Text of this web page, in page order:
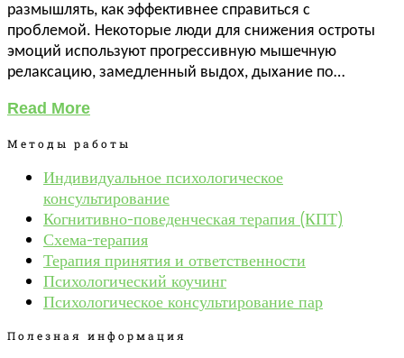
размышлять, как эффективнее справиться с
проблемой. Некоторые люди для снижения остроты
эмоций используют прогрессивную мышечную
релаксацию, замедленный выдох, дыхание по…
Read More
Методы работы
Индивидуальное психологическое
консультирование
Когнитивно-поведенческая терапия (КПТ)
Схема-терапия
Терапия принятия и ответственности
Психологический коучинг
Психологическое консультирование пар
Полезная информация